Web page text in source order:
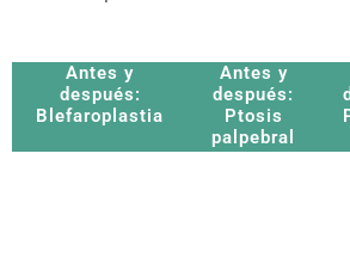
Antes y
después:
Blefaroplastia
Antes y
después:
Ptosis
palpebral